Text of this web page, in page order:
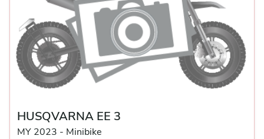
HUSQVARNA EE 3
MY 2023 - Minibike